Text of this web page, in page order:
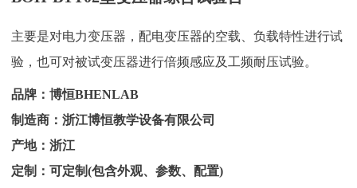
主要是对电力变压器，配电变压器的空载、负载特性进行试
验，也可对被试变压器进行倍频感应及工频耐压试验。
品牌：博恒BHENLAB
制造商：浙江博恒教学设备有限公司
产地：浙江
定制：可定制(包含外观、参数、配置)